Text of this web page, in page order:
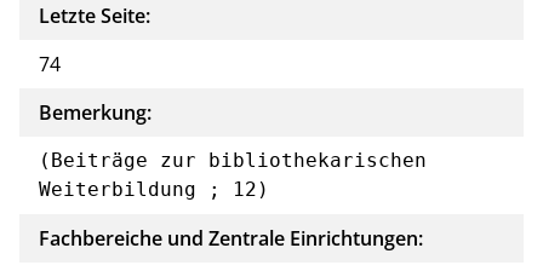
Letzte Seite:
74
Bemerkung:
(Beiträge zur bibliothekarischen
Weiterbildung ; 12)
Fachbereiche und Zentrale Einrichtungen: